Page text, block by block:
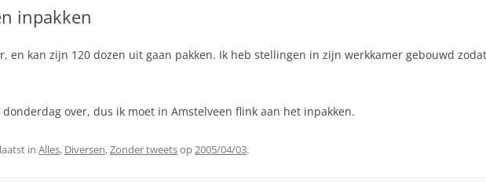
inpakken
en kan zijn 120 dozen uit gaan pakken. Ik heb stellingen in zijn werkkamer gebouwd
donderdag over, dus ik moet in Amstelveen flink aan het inpakken.
in Alles, Diversen,Zonder tweetsop2005/04/03.